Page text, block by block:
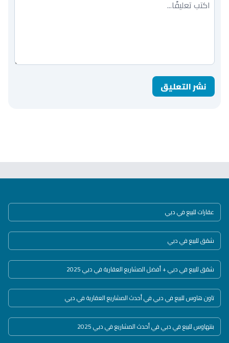
نشر التعليق
عقارات للبيع في دبي
شقق للبيع في دبي
شقق للبيع في دبي + أفضل المشاريع العقارية في دبي 2025
تاون هاوس للبيع في دبي في أحدث المشاريع العقارية في دبي
بنتهاوس للبيع في دبي في أحدث المشاريع في دبي 2025